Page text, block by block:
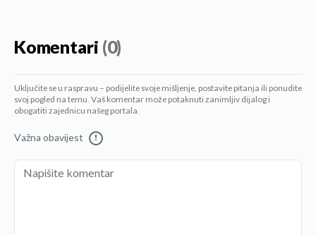
Komentari (0)
Uključite se u raspravu – podijelite svoje mišljenje, postavite pitanja ili ponudite
svoj pogled na temu. Vaš komentar može potaknuti zanimljiv dijalog i
obogatiti zajednicu našeg portala.
Važna obavijest !